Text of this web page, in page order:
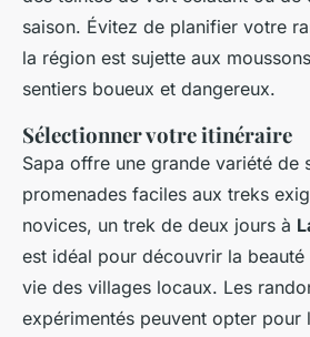
saison. Évitez de planifier votre
la région est sujette aux
sentiers boueux et dangereux.
Sélectionner votre itinéraire
Sapa offre une grande variété de
promenades faciles aux treks
novices, un trek de deux jours à
est idéal pour découvrir la beauté
vie des villages locaux. Les
expérimentés peuvent opter pour